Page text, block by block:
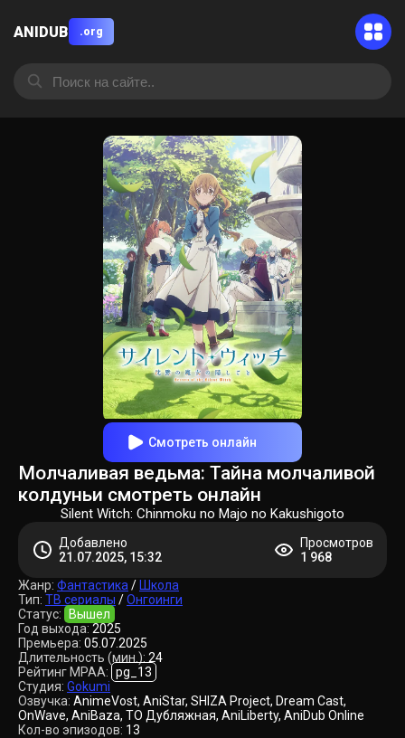
ANIDUB .org
Смотреть онлайн
Молчаливая ведьма: Тайна молчаливой
колдуньи смотреть онлайн
Silent Witch: Chinmoku no Majo no Kakushigoto
Добавлено
21.07.2025, 15:32
Просмотров
1 968
Жанр: Фантастика / Школа
Тип: ТВ сериалы /Онгоинги
Статус:
Вышел
Год выхода: 2025
Премьера: 05.07.2025
Длительность (мин.): 24
Рейтинг MPAA: pg_13
Студия: Gokumi
Озвучка: AnimeVost, AniStar, SHIZA Project, Dream Cast,
OnWave, AniBaza, ТО Дубляжная, AniLiberty, AniDub Online
Кол-во эпизодов: 13